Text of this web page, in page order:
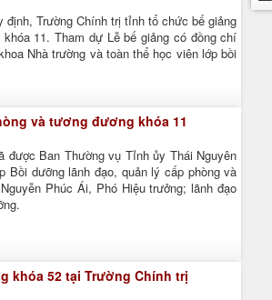
Trường Chính trị tỉnh tổ chức bế giảng
11. Tham dự Lễ bế giảng có đồng chí
Nhà trường và toàn thể học viên lớp bồi
và tương đương khóa 11
được Ban Thường vụ Tỉnh ủy Thái Nguyên
Bồi dưỡng lãnh đạo, quản lý cấp phòng và
Phúc Ái, Phó Hiệu trưởng; lãnh đạo
khóa 52 tại Trường Chính trị